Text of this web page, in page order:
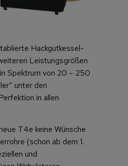
Hackgutkessel-
Leistungsgrößen
Spektrum von 20 – 250
unter den
in allen
T4e keine Wünsche
(schon ab dem 1.
und